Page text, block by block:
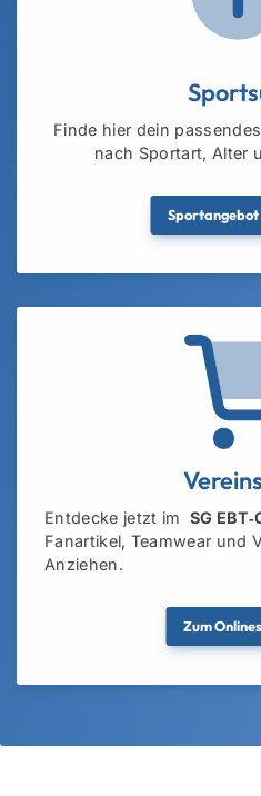
Finde hier dein
nach Sportart, Alter
Sportangebot
Entdecke jetzt imSG
Fanartikel, Teamwear und
Anziehen.
Zum